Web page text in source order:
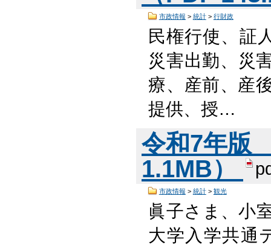
市政情報 > 統計> 行財政
民権行使、証
災害出勤、災
療、産前、産
提供、授…
令和7年版
1.1MB）
市政情報 > 統計> 観光
眞子さま、小
大学入学共通